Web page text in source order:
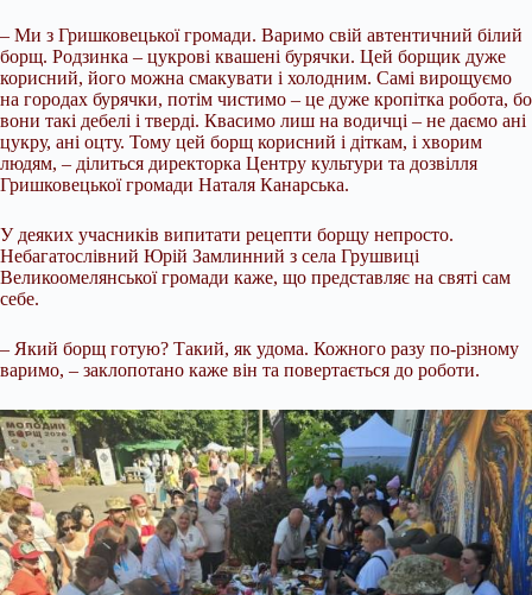
– Ми з Гришковецької громади. Варимо свій автентичний білий
борщ. Родзинка – цукрові квашені бурячки. Цей борщик дуже
корисний, його можна смакувати і холодним. Самі вирощуємо
на городах бурячки, потім чистимо – це дуже кропітка робота, бо
вони такі дебелі і тверді. Квасимо лиш на водичці – не даємо ані
цукру, ані оцту. Тому цей борщ корисний і діткам, і хворим
людям, – ділиться директорка Центру культури та дозвілля
Гришковецької громади Наталя Канарська.
У деяких учасників випитати рецепти борщу непросто.
Небагатослівний Юрій Замлинний з села Грушвиці
Великоомелянської громади каже, що представляє на святі сам
себе.
– Який борщ готую? Такий, як удома. Кожного разу по-різному
варимо, – заклопотано каже він та повертається до роботи.